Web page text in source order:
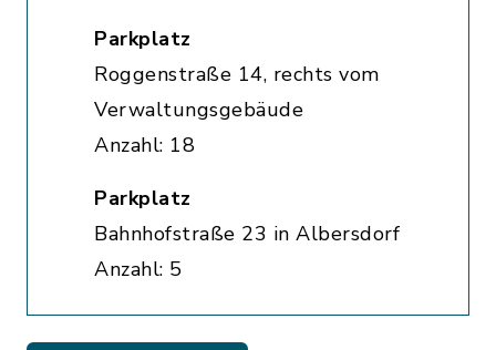
Parkplatz
Roggenstraße 14, rechts vom
Verwaltungsgebäude
Anzahl: 18
Parkplatz
Bahnhofstraße 23 in Albersdorf
Anzahl: 5